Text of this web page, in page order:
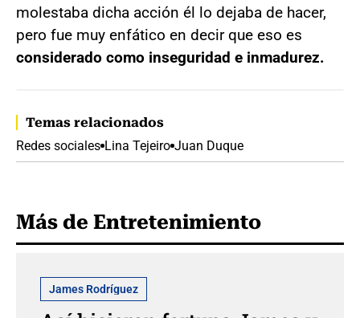
molestaba dicha acción él lo dejaba de hacer,
pero fue muy enfático en decir que eso es
considerado como inseguridad e inmadurez.
Temas relacionados
Redes sociales Lina Tejeiro Juan Duque
Más de Entretenimiento
James Rodríguez